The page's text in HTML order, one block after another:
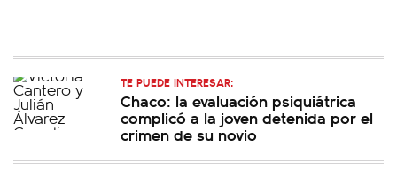
TE PUEDE INTERESAR:
Chaco: la evaluación psiquiátrica
complicó a la joven detenida por el
crimen de su novio